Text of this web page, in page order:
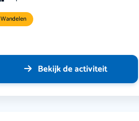
Wandelen
Bekijk de activiteit